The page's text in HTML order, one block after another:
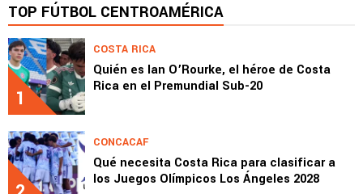
TOP FÚTBOL CENTROAMÉRICA
1
COSTA RICA
Quién es Ian O’Rourke, el héroe de Costa
Rica en el Premundial Sub-20
CONCACAF
Qué necesita Costa Rica para clasificar a
los Juegos Olímpicos Los Ángeles 2028